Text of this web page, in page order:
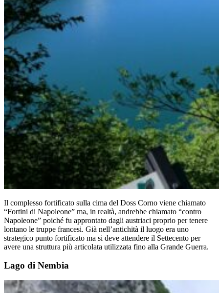
Il complesso fortificato sulla cima del Doss Corno viene chiamato
“Fortini di Napoleone” ma, in realtà, andrebbe chiamato “contro
Napoleone” poiché fu approntato dagli austriaci proprio per tenere
lontano le truppe francesi. Già nell’antichità il luogo era uno
strategico punto fortificato ma si deve attendere il Settecento per
avere una struttura più articolata utilizzata fino alla Grande Guerra.
Lago di Nembia